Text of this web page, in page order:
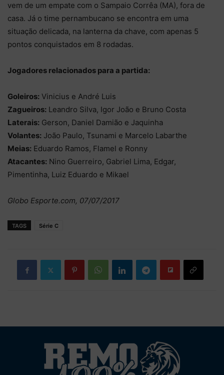
vem de um empate com o Sampaio Corrêa (MA), fora de
casa. Já o time pernambucano se encontra em uma
situação delicada, na lanterna da chave, com apenas 5
pontos conquistados em 8 rodadas.
Jogadores relacionados para a partida:
Goleiros: Vinicius e André Luis
Zagueiros: Leandro Silva, Igor João e Bruno Costa
Laterais: Gerson, Daniel Damião e Jaquinha
Volantes: João Paulo, Tsunami e Marcelo Labarthe
Meias: Eduardo Ramos, Flamel e Ronny
Atacantes: Nino Guerreiro, Gabriel Lima, Edgar,
Pimentinha, Luiz Eduardo e Mikael
Globo Esporte.com, 07/07/2017
TAGS Série C